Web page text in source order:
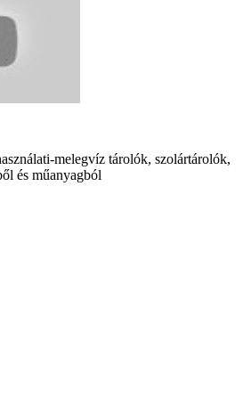
melegvíz tárolók, szolártárolók,
és műanyagból